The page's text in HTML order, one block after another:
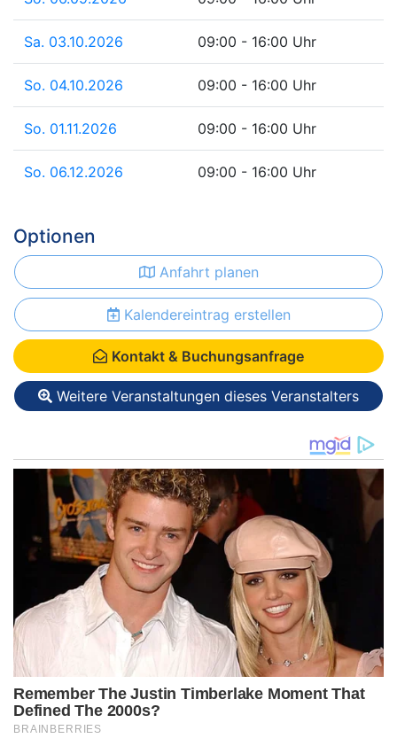
Sa. 03.10.2026 09:00 - 16:00 Uhr
So. 04.10.2026 09:00 - 16:00 Uhr
So. 01.11.2026 09:00 - 16:00 Uhr
So. 06.12.2026 09:00 - 16:00 Uhr
Optionen
Anfahrt planen
Kalendereintrag erstellen
Kontakt & Buchungsanfrage
Weitere Veranstaltungen dieses Veranstalters